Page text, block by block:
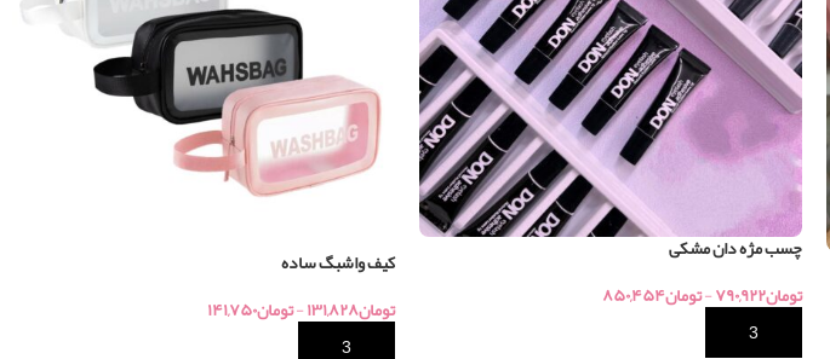
چسب مژه دان مشکی
تومان۷۹۰,۹۲۲-تومان۸۵۰,۴۵۴
کیف واشبگ ساده
تومان۱۳۱,۸۲۸-تومان۱۴۱,۷۵۰